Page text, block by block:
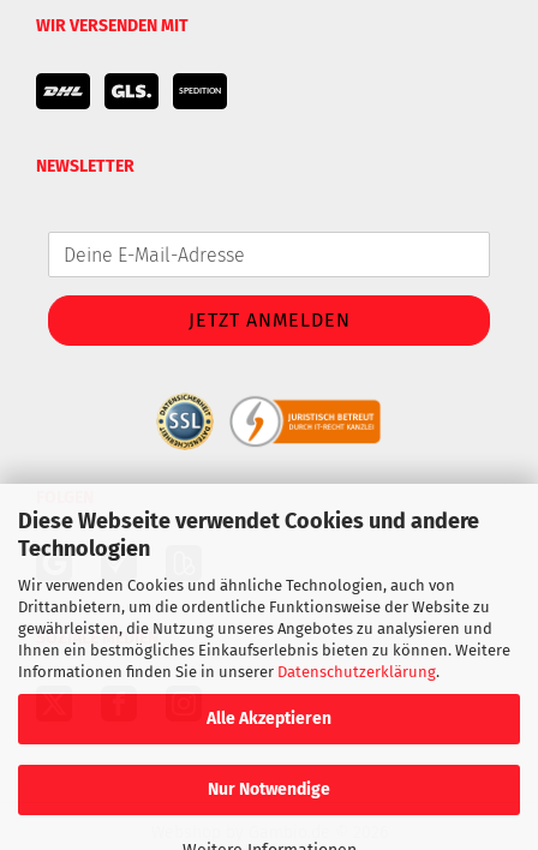
Diese Webseite verwendet Cookies und andere
Technologien
Wir verwenden Cookies und ähnliche Technologien, auch von
Drittanbietern, um die ordentliche Funktionsweise der Website zu
gewährleisten, die Nutzung unseres Angebotes zu analysieren und
Ihnen ein bestmögliches Einkaufserlebnis bieten zu können. Weitere
Informationen finden Sie in unserer Datenschutzerklärung.
Alle Akzeptieren
Nur Notwendige
WIR VERSENDEN MIT
NEWSLETTER
SOZIALE MEDIEN